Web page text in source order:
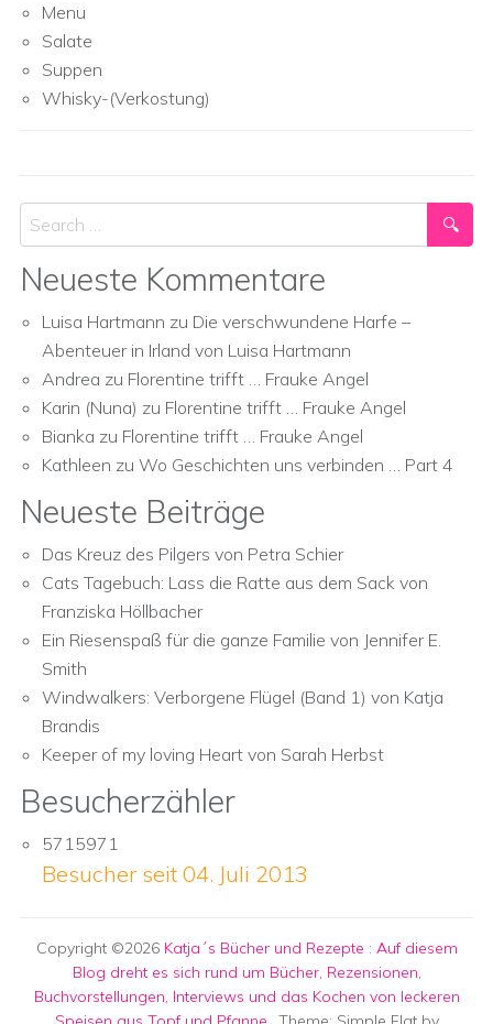
Menu
Salate
Suppen
Whisky-(Verkostung)
Search
Neueste Kommentare
Luisa Hartmann zu Die verschwundene Harfe –
Abenteuer in Irland von Luisa Hartmann
Andrea zu Florentine trifft … Frauke Angel
Karin (Nuna) zu Florentine trifft … Frauke Angel
Bianka zu Florentine trifft … Frauke Angel
Kathleen zu Wo Geschichten uns verbinden … Part 4
Neueste Beiträge
Das Kreuz des Pilgers von Petra Schier
Cats Tagebuch: Lass die Ratte aus dem Sack von
Franziska Höllbacher
Ein Riesenspaß für die ganze Familie von Jennifer E.
Smith
Windwalkers: Verborgene Flügel (Band 1) von Katja
Brandis
Keeper of my loving Heart von Sarah Herbst
Besucherzähler
5715971
Besucher seit 04. Juli 2013
Copyright ©2026 Katja´s Bücher und Rezepte : Auf diesem
Blog dreht es sich rund um Bücher, Rezensionen,
Buchvorstellungen, Interviews und das Kochen von leckeren